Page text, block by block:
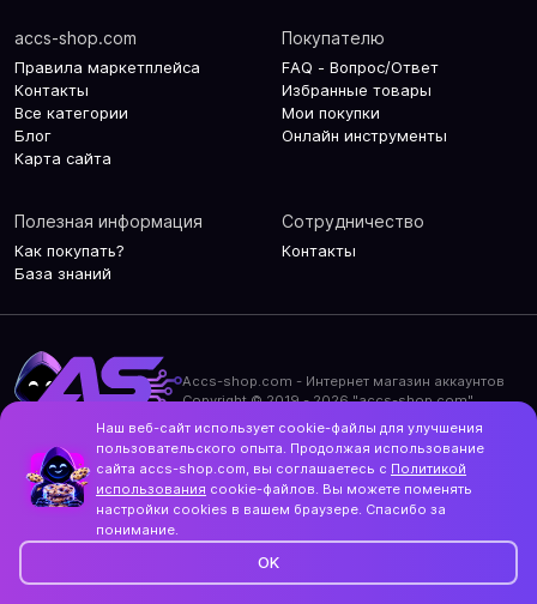
accs-shop.com
Правила маркетплейса
Контакты
Все категории
Блог
Карта сайта
Покупателю
FAQ - Вопрос/Ответ
Избранные товары
Мои покупки
Онлайн инструменты
Полезная информация
Как покупать?
База знаний
Сотрудничество
Контакты
Accs-shop.com - Интернет магазин аккаунтов
Copyright © 2019 - 2026 "accs-shop.com"
Политика использования cookie-файлов
Контакты и актуальный адрес сайта
Structo
Дизайн и разработка
Наш веб-сайт использует cookie-файлы для улучшения
пользовательского опыта. Продолжая использование
сайта accs-shop.com, вы соглашаетесь с Политикой
использования cookie-файлов. Вы можете поменять
настройки cookies в вашем браузере. Спасибо за
понимание.
OK